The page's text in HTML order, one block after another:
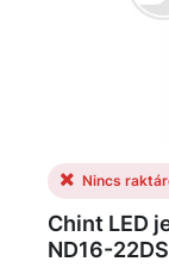
Nincs
Chint LED
ND16-